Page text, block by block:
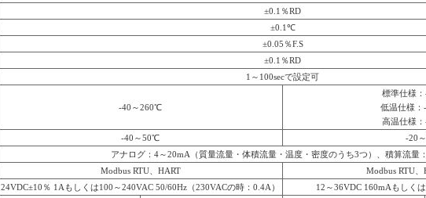
±0.1％RD
±0.1℃
±0.05％F.S
±0.1％RD
1～100secで設定可
-40～260℃
標準仕様
低温仕様
高温仕様
-40～50℃
-20
アナログ：4～20mA（質量流量・体積流量・温度・密度のうち3つ）、積算流量
Modbus RTU、HART
Modbus RTU
24VDC±10％ 1Aもしくは100～240VAC 50/60Hz（230VACの時：0.4A） 12～36VDC 160mAもしく